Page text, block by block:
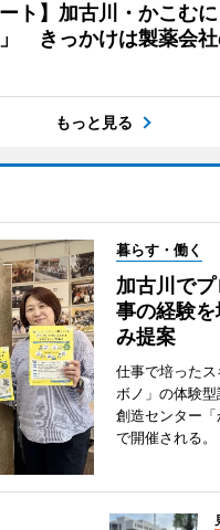
ート】加古川・かこむ
きっかけは製薬会社
もっと見る
暮らす・働く
加古川で
事の経験
み提案
仕事で培った
ボノ」の体験
創造センター「
で開催される。